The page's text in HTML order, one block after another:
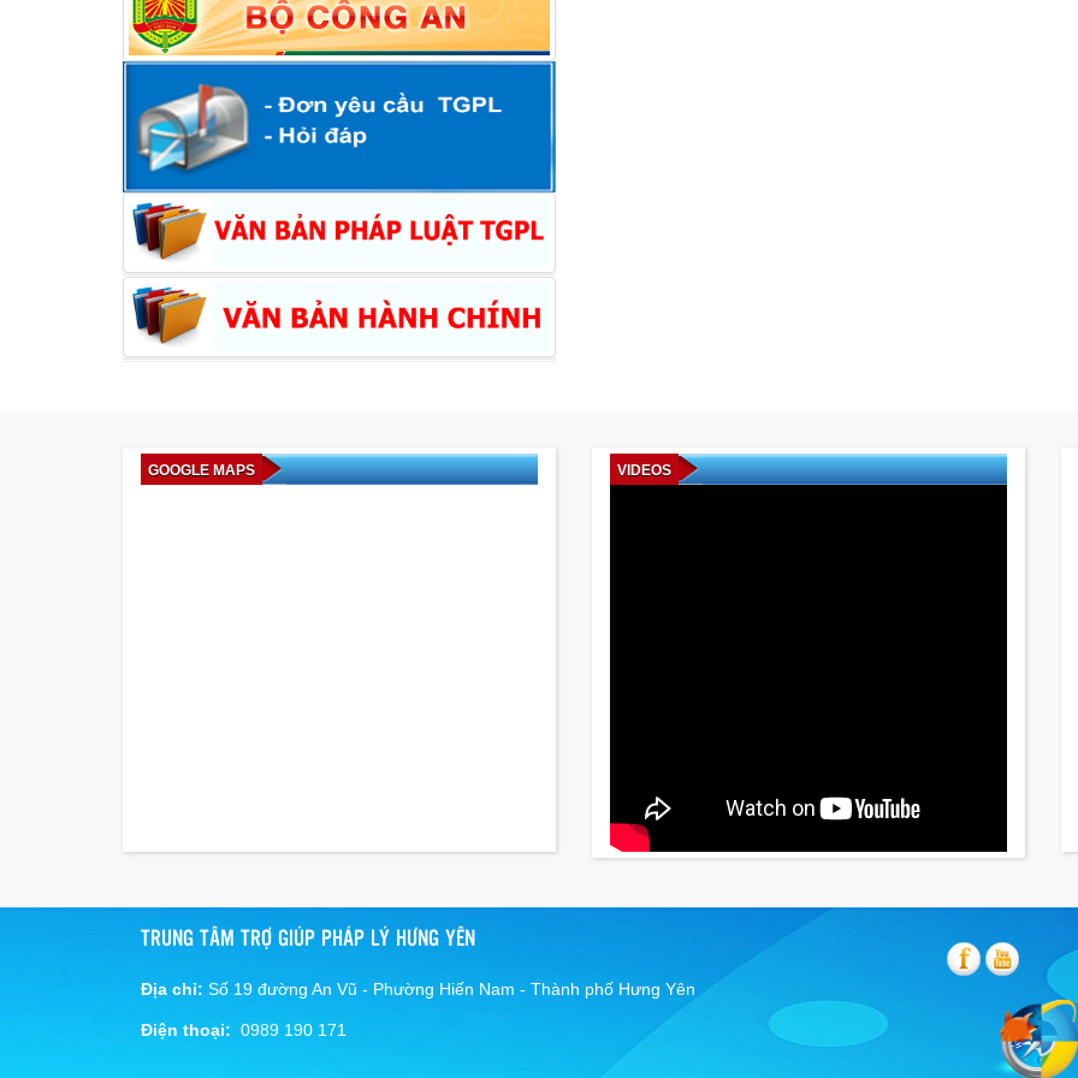
GOOGLE MAPS VIDEOS
TRUNG TÂM TRỢ GIÚP PHÁP LÝ HƯNG YÊN
Địa chỉ: Số 19 đường An Vũ - Phường Hiến Nam - Thành phố Hưng Yên
Điện thoại: 0989 190 171